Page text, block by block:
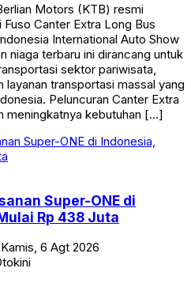
Motors (KTB) resmi
Canter Extra Long Bus
International Auto Show
niaga terbaru ini dirancang untuk
sektor pariwisata,
layanan transportasi massal yang
Peluncuran Canter Extra
meningkatnya kebutuhan […]
Super-ONE di
Rp 438 Juta
6 Agt 2026